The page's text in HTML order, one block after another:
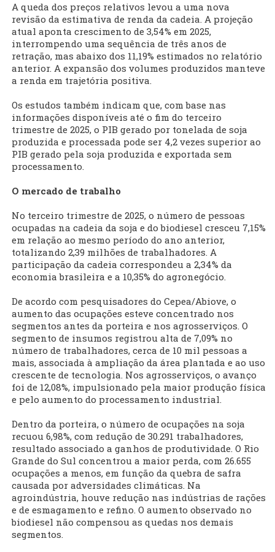
A queda dos preços relativos levou a uma nova
revisão da estimativa de renda da cadeia. A projeção
atual aponta crescimento de 3,54% em 2025,
interrompendo uma sequência de três anos de
retração, mas abaixo dos 11,19% estimados no relatório
anterior. A expansão dos volumes produzidos manteve
a renda em trajetória positiva.
Os estudos também indicam que, com base nas
informações disponíveis até o fim do terceiro
trimestre de 2025, o PIB gerado por tonelada de soja
produzida e processada pode ser 4,2 vezes superior ao
PIB gerado pela soja produzida e exportada sem
processamento.
O mercado de trabalho
No terceiro trimestre de 2025, o número de pessoas
ocupadas na cadeia da soja e do biodiesel cresceu 7,15%
em relação ao mesmo período do ano anterior,
totalizando 2,39 milhões de trabalhadores. A
participação da cadeia correspondeu a 2,34% da
economia brasileira e a 10,35% do agronegócio.
De acordo com pesquisadores do Cepea/Abiove, o
aumento das ocupações esteve concentrado nos
segmentos antes da porteira e nos agrosserviços. O
segmento de insumos registrou alta de 7,09% no
número de trabalhadores, cerca de 10 mil pessoas a
mais, associada à ampliação da área plantada e ao uso
crescente de tecnologia. Nos agrosserviços, o avanço
foi de 12,08%, impulsionado pela maior produção física
e pelo aumento do processamento industrial.
Dentro da porteira, o número de ocupações na soja
recuou 6,98%, com redução de 30.291 trabalhadores,
resultado associado a ganhos de produtividade. O Rio
Grande do Sul concentrou a maior perda, com 26.655
ocupações a menos, em função da quebra de safra
causada por adversidades climáticas. Na
agroindústria, houve redução nas indústrias de rações
e de esmagamento e refino. O aumento observado no
biodiesel não compensou as quedas nos demais
segmentos.